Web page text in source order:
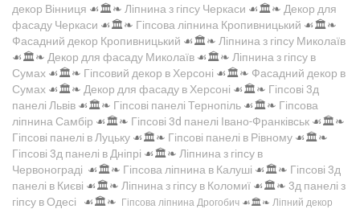
декор Вінниця ☙🏛️❧ Ліпнина з гіпсу Черкаси ☙🏛️❧ Декор для
фасаду Черкаси ☙🏛️❧ Гіпсова ліпнина Кропивницький ☙🏛️❧
Фасадний декор Кропивницький ☙🏛️❧ Ліпнина з гіпсу Миколаїв
☙🏛️❧ Декор для фасаду Миколаїв ☙🏛️❧ Ліпнина з гіпсу в
Сумах ☙🏛️❧ Гіпсовий декор в Херсоні ☙🏛️❧ Фасадний декор в
Сумах ☙🏛️❧ Декор для фасаду в Херсоні ☙🏛️❧ Гіпсові 3д
панелі Львів ☙🏛️❧ Гіпсові панелі Тернопіль ☙🏛️❧ Гіпсова
ліпнина Самбір ☙🏛️❧ Гіпсові 3d панелі Івано-Франківськ ☙🏛️❧
Гіпсові панелі в Луцьку ☙🏛️❧ Гіпсові панелі в Рівному ☙🏛️❧
Гіпсові 3д панелі в Дніпрі ☙🏛️❧ Ліпнина з гіпсу в
Червонограді ☙🏛️❧ Гіпсова ліпнина в Калуші ☙🏛️❧ Гіпсові 3д
панелі в Києві ☙🏛️❧ Ліпнина з гіпсу в Коломиї ☙🏛️❧ 3д панелі з
гіпсу в Одесі ☙🏛️❧ Гіпсова ліпнина Дрогобич ☙🏛️❧ Ліпний декор